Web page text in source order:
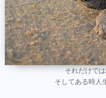
それだけで
そしてある時人